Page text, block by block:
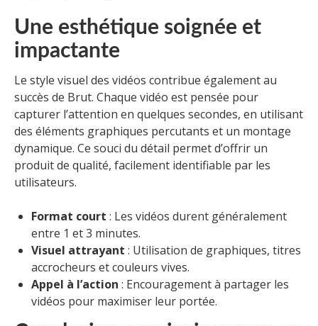
Une esthétique soignée et
impactante
Le style visuel des vidéos contribue également au
succès de Brut. Chaque vidéo est pensée pour
capturer l’attention en quelques secondes, en utilisant
des éléments graphiques percutants et un montage
dynamique. Ce souci du détail permet d’offrir un
produit de qualité, facilement identifiable par les
utilisateurs.
Format court : Les vidéos durent généralement
entre 1 et 3 minutes.
Visuel attrayant : Utilisation de graphiques, titres
accrocheurs et couleurs vives.
Appel à l’action : Encouragement à partager les
vidéos pour maximiser leur portée.